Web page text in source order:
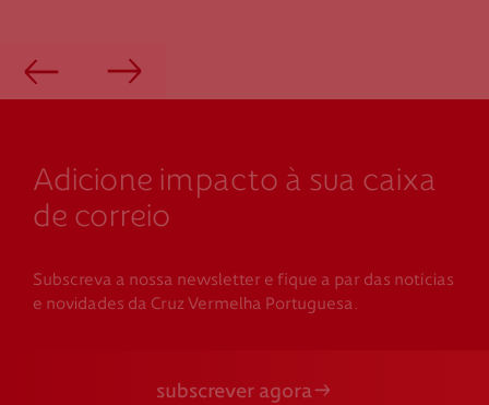
Adicione impacto à sua caixa
de correio
Subscreva a nossa newsletter e fique a par das notícias
e novidades da Cruz Vermelha Portuguesa.
subscrever agora